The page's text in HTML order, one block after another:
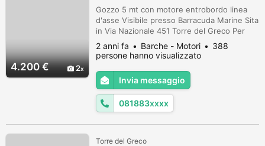
4.200 € 2
Gozzo 5 mt con motore entrobordo linea
d'asse Visibile presso Barracuda Marine Sita
in Via Nazionale 451 Torre del Greco Per
info 0818835725 e-mail:
info@nauticabottino.com
2 anni fa Barche - Motori
388
persone hanno visualizzato
Invia messaggio
081883xxxx
Torre del Greco